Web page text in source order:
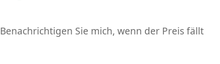
Benachrichtigen Sie mich, wenn der Preis fällt